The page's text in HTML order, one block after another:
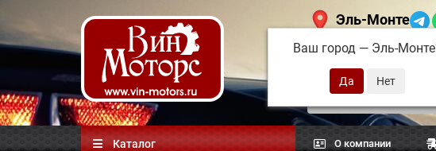
Эль-Монте
Ваш город — Эль-Монте
Китайские
автозапчасти
Каталог О компании